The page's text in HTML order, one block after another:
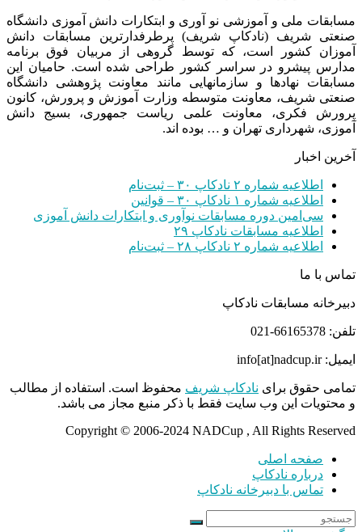
مسابقات ملی و آموزشی نو آوری و ابتکارات دانش آموزی دانشگاه
صنعتی شریف (نادکاپ شریف) پرطرفدارترین مسابقات دانش
آموزان کشور است، که توسط گروهی از مربیان فوق برنامه
مدارس پیشرو در سراسر کشور طراحی شده است. حامیان این
مسابقات نهادها و سازمانهایی مانند معاونت پژوهشی دانشگاه
صنعتی شریف، معاونت متوسطه وزارت آموزش و پرورش، کانون
پرورش فکری، معاونت علمی ریاست جمهوری، بسیج دانش
آموزی، شهرداری تهران و … بوده اند.
آخرین اخبار
اطلاعیه شماره ۲ نادکاپ ۳۰ – ثبت‌نام
اطلاعیه شماره ۱ نادکاپ ۳۰ – قوانین
سی‌امین دوره مسابقات نوآوری و ابتکارات دانش آموزی
اطلاعیه مسابقات نادکاپ ۲۹
اطلاعیه شماره ۲ نادکاپ ۲۸ – ثبت‌نام
تماس با ما
دبیرخانه مسابقات نادکاپ
تلفن: 66165378-021
ایمیل: info[at]nadcup.ir
تمامی حقوق برای نادکاپ شریف محفوظ است. استفاده از مطالب
و محتویات این وب سایت فقط با ذکر منبع مجاز می باشد.
Copyright © 2006-2024 NADCup , All Rights Reserved
صفحه اصلی
درباره نادکاپ
تماس با دبیرخانه نادکاپ